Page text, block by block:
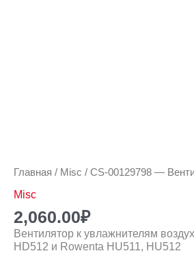
Главная / Misc / CS-00129798 —
Misc
2,060.00₽
Вентилятор к увлажнителям
HD512 и Rowenta HU511, HU512